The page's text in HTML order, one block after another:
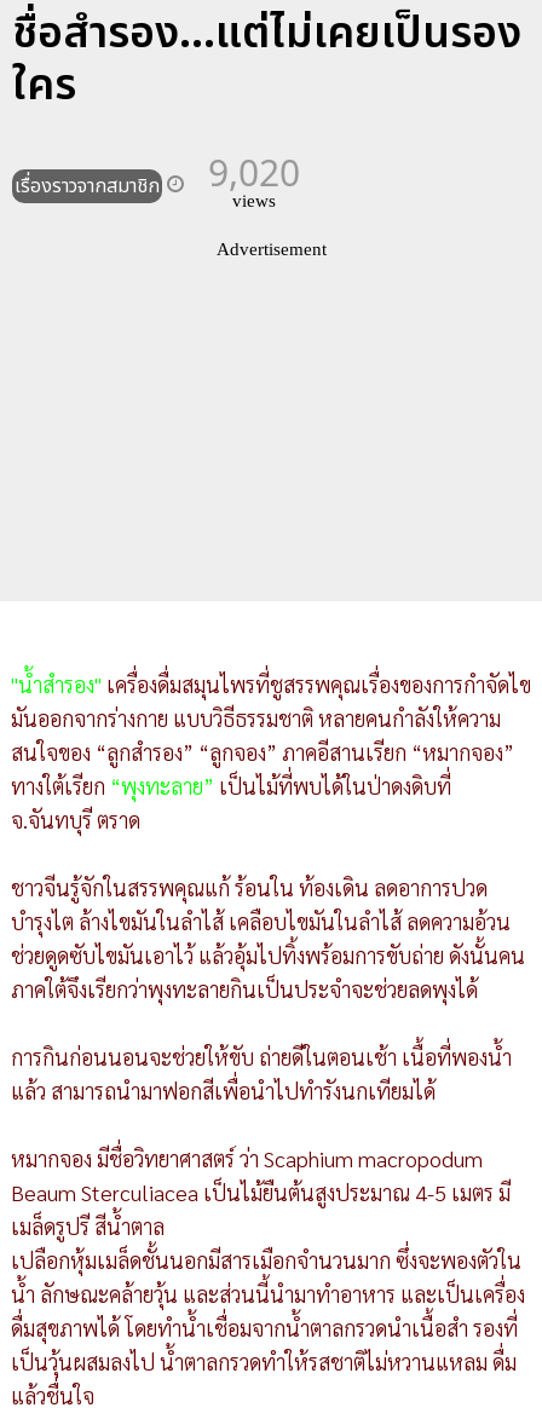
ชื่อสำรอง...แต่ไม่เคยเป็นรอง
ใคร
เรื่องราวจากสมาชิก 9,020
views
Advertisement
"น้ำสำรอง" เครื่องดื่มสมุนไพรที่ชูสรรพคุณเรื่องของการกำจัดไข
มันออกจากร่างกาย แบบวิธีธรรมชาติ หลายคนกำลังให้ความ
สนใจของ “ลูกสำรอง” “ลูกจอง” ภาคอีสานเรียก “หมากจอง”
ทางใต้เรียก “พุงทะลาย” เป็นไม้ที่พบได้ในป่าดงดิบที่
จ.จันทบุรี ตราด
ชาวจีนรู้จักในสรรพคุณแก้ ร้อนใน ท้องเดิน ลดอาการปวด
บำรุงไต ล้างไขมันในลำไส้ เคลือบไขมันในลำไส้ ลดความอ้วน
ช่วยดูดซับไขมันเอาไว้ แล้วอุ้มไปทิ้งพร้อมการขับถ่าย ดังนั้นคน
ภาคใต้จึงเรียกว่าพุงทะลายกินเป็นประจำจะช่วยลดพุงได้
การกินก่อนนอนจะช่วยให้ขับ ถ่ายดีในตอนเช้า เนื้อที่พองน้ำ
แล้ว สามารถนำมาฟอกสีเพื่อนำไปทำรังนกเทียมได้
หมากจอง มีชื่อวิทยาศาสตร์ ว่า Scaphium macropodum
Beaum Sterculiacea เป็นไม้ยืนต้นสูงประมาณ 4-5 เมตร มี
เมล็ดรูปรี สีน้ำตาล
เปลือกหุ้มเมล็ดชั้นนอกมีสารเมือกจำนวนมาก ซึ่งจะพองตัวใน
น้ำ ลักษณะคล้ายวุ้น และส่วนนี้นำมาทำอาหาร และเป็นเครื่อง
ดื่มสุขภาพได้ โดยทำน้ำเชื่อมจากน้ำตาลกรวดนำเนื้อสำ รองที่
เป็นวุ้นผสมลงไป น้ำตาลกรวดทำให้รสชาติไม่หวานแหลม ดื่ม
แล้วชื่นใจ